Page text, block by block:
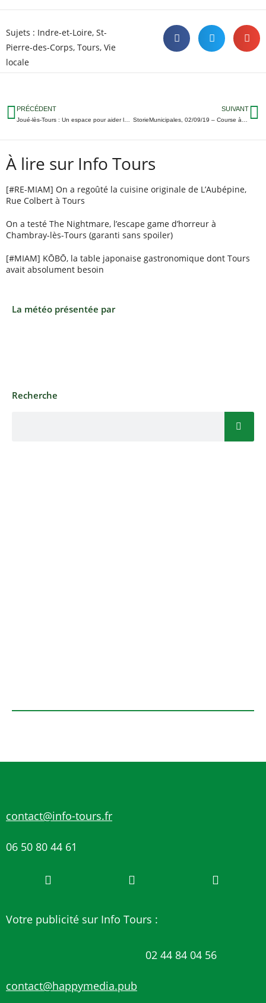
Sujets : Indre-et-Loire, St-
Pierre-des-Corps, Tours, Vie
locale
PRÉCÉDENT SUIVANT
À lire sur Info Tours
[#RE-MIAM] On a regoûté la cuisine originale de L’Aubépine,
Rue Colbert à Tours
On a testé The Nightmare, l’escape game d’horreur à
Chambray-lès-Tours (garanti sans spoiler)
[#MIAM] KŌBŌ, la table japonaise gastronomique dont Tours
avait absolument besoin
La météo présentée par
Recherche
contact@info-tours.fr
06 50 80 44 61
Votre publicité sur Info Tours :
02 44 84 04 56
contact@happymedia.pub